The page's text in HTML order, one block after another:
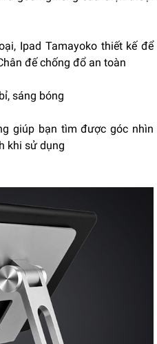
Ipad Tamayoko thiết kế để
đế chống đổ an toàn
sáng bóng
giúp bạn tìm được góc nhìn
khi sử dụng